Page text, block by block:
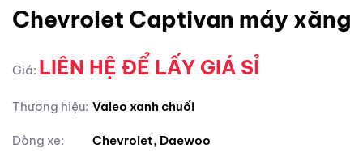
Chevrolet Captivan máy xăng
Giá: LIÊN HỆ ĐỂ LẤY GIÁ SỈ
Thương hiệu: Valeo xanh chuối
Dòng xe: Chevrolet, Daewoo